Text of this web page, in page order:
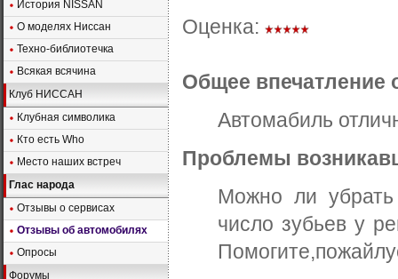
История NISSAN
О моделях Ниссан
Техно-библиотечка
Всякая всячина
Клуб НИССАН
Клубная символика
Кто есть Who
Место наших встреч
Глас народа
Отзывы о сервисах
Отзывы об автомобилях
Опросы
Форумы
Оценка:
Общее впечатление
Автомабиль
Проблемы
Можно ли убрать
число зубьев у